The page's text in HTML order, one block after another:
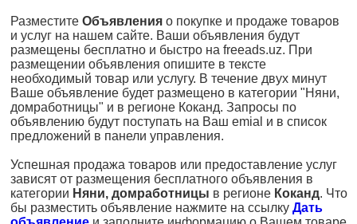
Разместите Объявления о покупке и продаже товаров
и услуг на нашем сайте. Ваши объявления будут
размещены бесплатно и быстро на freeads.uz. При
размещении объявления опишите в тексте
необходимый товар или услугу. В течение двух минут
Ваше объявление будет размещено в категории "Няни,
домработницы" и в регионе Коканд. Запросы по
объявлению будут поступать на Ваш emial и в список
предложений в панели управления.
Успешная продажа товаров или предоставление услуг
зависят от размещения бесплатного объявления в
категории Няни, домработницы в регионе Коканд. Что
бы разместить объявление нажмите на ссылку Дать